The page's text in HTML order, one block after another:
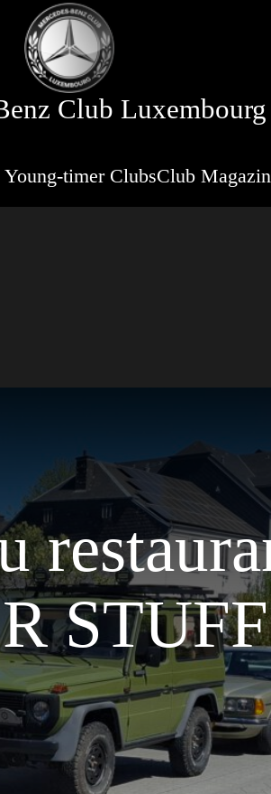
Club Luxembourg
timer ClubsClub Magazin